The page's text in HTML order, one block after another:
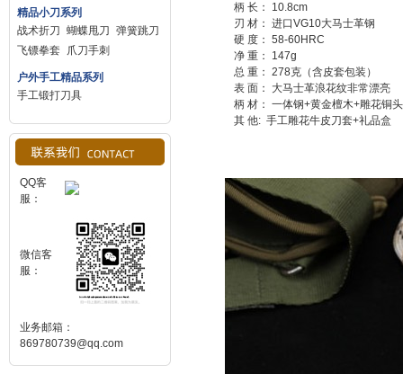
精品小刀系列
战术折刀 蝴蝶甩刀 弹簧跳刀
飞镖拳套
爪刀手刺
户外手工精品系列
手工锻打刀具
QQ客
服：
微信客
服：
业务邮箱：
869780739@qq.com
柄 长： 10.8cm
刃 材： 进口VG10大马士革钢
硬 度： 58-60HRC
净 重： 147g
总 重： 278克（含皮套包装）
表 面： 大马士革浪花纹非常漂亮
柄 材： 一体钢+黄金檀木+雕花铜头
其 他: 手工雕花牛皮刀套+礼品盒